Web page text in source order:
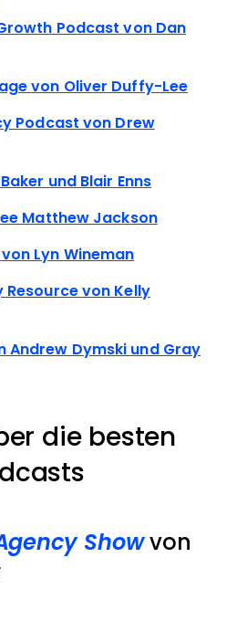
Podcastvon Dan
von Oliver Duffy-Lee
Podcast von Drew
und Blair Enns
Matthew Jackson
von Lyn Wineman
Resource von Kelly
Andrew Dymski und Gray
die besten
Showvon